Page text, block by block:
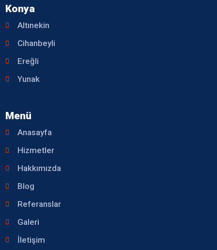
Konya
Altınekin
Cihanbeyli
Ereğli
Yunak
Menü
Anasayfa
Hizmetler
Hakkımızda
Blog
Referanslar
Galeri
İletişim